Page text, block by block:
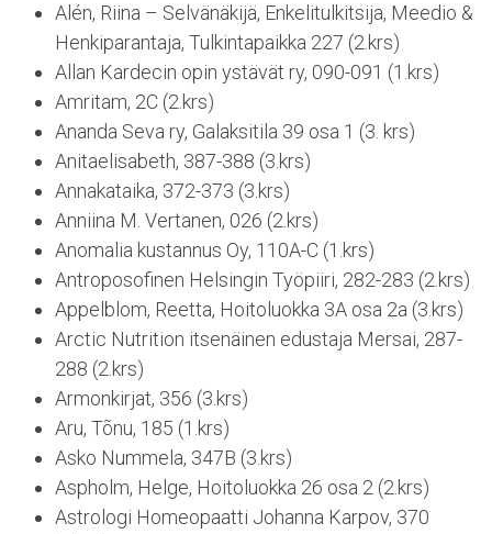
Alén, Riina – Selvänäkijä, Enkelitulkitsija, Meedio &
Henkiparantaja, Tulkintapaikka 227 (2.krs)
Allan Kardecin opin ystävät ry, 090-091 (1.krs)
Amritam, 2C (2.krs)
Ananda Seva ry, Galaksitila 39 osa 1 (3. krs)
Anitaelisabeth, 387-388 (3.krs)
Annakataika, 372-373 (3.krs)
Anniina M. Vertanen, 026 (2.krs)
Anomalia kustannus Oy, 110A-C (1.krs)
Antroposofinen Helsingin Työpiiri, 282-283 (2.krs)
Appelblom, Reetta, Hoitoluokka 3A osa 2a (3.krs)
Arctic Nutrition itsenäinen edustaja Mersai, 287-
288 (2.krs)
Armonkirjat, 356 (3.krs)
Aru, Tõnu, 185 (1.krs)
Asko Nummela, 347B (3.krs)
Aspholm, Helge, Hoitoluokka 26 osa 2 (2.krs)
Astrologi Homeopaatti Johanna Karpov, 370